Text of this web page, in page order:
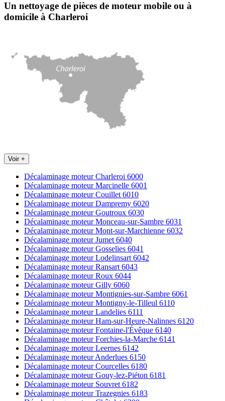
Un nettoyage de pièces de moteur mobile ou à
domicile à Charleroi
Voir +
Décalaminage moteur Charleroi 6000
Décalaminage moteur Marcinelle 6001
Décalaminage moteur Couillet 6010
Décalaminage moteur Dampremy 6020
Décalaminage moteur Goutroux 6030
Décalaminage moteur Monceau-sur-Sambre 6031
Décalaminage moteur Mont-sur-Marchienne 6032
Décalaminage moteur Jumet 6040
Décalaminage moteur Gosselies 6041
Décalaminage moteur Lodelinsart 6042
Décalaminage moteur Ransart 6043
Décalaminage moteur Roux 6044
Décalaminage moteur Gilly 6060
Décalaminage moteur Montignies-sur-Sambre 6061
Décalaminage moteur Montigny-le-Tilleul 6110
Décalaminage moteur Landelies 6111
Décalaminage moteur Ham-sur-Heure-Nalinnes 6120
Décalaminage moteur Fontaine-l'Évêque 6140
Décalaminage moteur Forchies-la-Marche 6141
Décalaminage moteur Leernes 6142
Décalaminage moteur Anderlues 6150
Décalaminage moteur Courcelles 6180
Décalaminage moteur Gouy-lez-Piéton 6181
Décalaminage moteur Souvret 6182
Décalaminage moteur Trazegnies 6183